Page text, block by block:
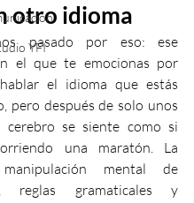
YFI
otro idioma
pasado por eso: ese
el que te emocionas por
el idioma que estás
pero después de solo unos
cerebro se siente como si
una maratón. La
mental de
reglas gramaticales y